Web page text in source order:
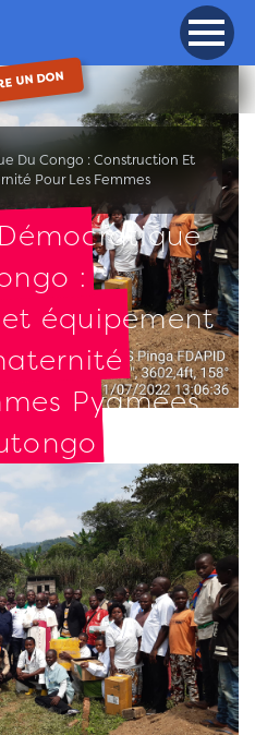
UN DON
Toggle
Du Congo : Construction Et
Pour Les Femmes
:
équipement
Pygmées